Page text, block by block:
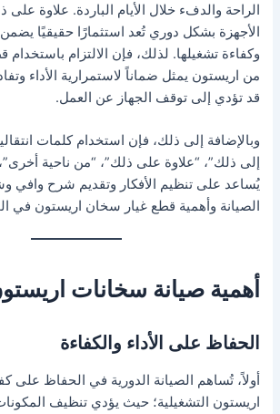
الراحة والدفء خلال الأيام الباردة. علاوة
الأجهزة بشكل دوري تُعد استثمارًا حقيقيًا
وكفاءة تشغيلها. لذلك، فإن الالتزام باستخدام
من اريستون يمثل ضماناً لاستمرارية الأداء
قد تؤدي إلى توقف الجهاز عن العمل.
وبالإضافة إلى ذلك، فإن استخدام كلمات
إلى ذلك”، “علاوة على ذلك”، “من ناحية
يُساعد على تنظيم الأفكار وتقديم شرح
الصيانة وأهمية قطع غيار سخان اريستون في
أهمية صيانة سخانات
الحفاظ على الأداء والكفاءة
أولاً، تُساهم الصيانة الدورية في الحفاظ على
اريستون التشغيلية؛ حيث يؤدي تنظيف المكونات